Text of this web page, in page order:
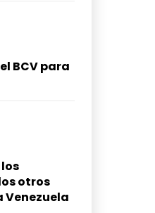
BCV para
otros
Venezuela